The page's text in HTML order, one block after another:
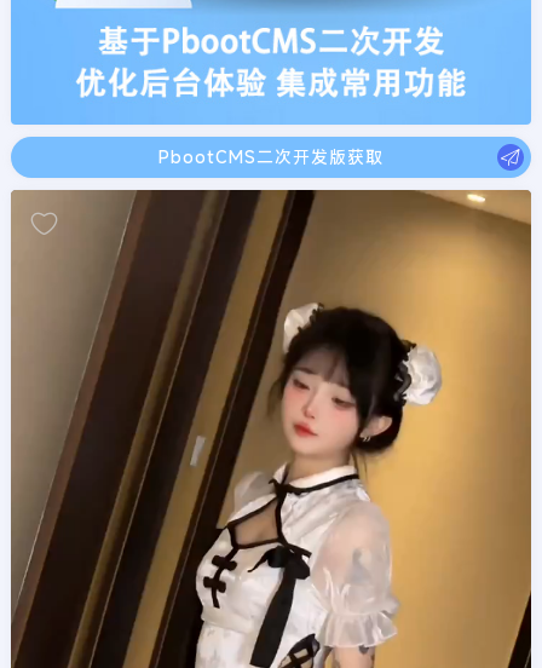
PbootCMS二次开发版获取